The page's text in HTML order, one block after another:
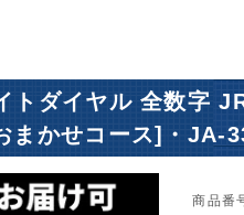
ダイヤル 全数字
まかせコース]・JA-
商品番